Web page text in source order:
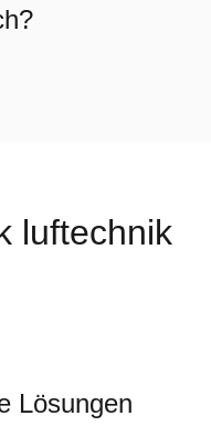
luftechnik
Lösungen